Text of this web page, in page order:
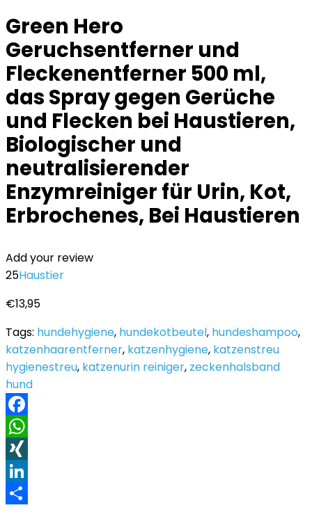
Green Hero
Geruchsentferner und
Fleckenentferner 500 ml,
das Spray gegen Gerüche
und Flecken bei Haustieren,
Biologischer und
neutralisierender
Enzymreiniger für Urin, Kot,
Erbrochenes, Bei Haustieren
Add your review
25Haustier
€13,95
Tags: hundehygiene, hundekotbeutel, hundeshampoo,
katzenhaarentferner, katzenhygiene, katzenstreu
hygienestreu, katzenurin reiniger, zeckenhalsband
hund
Facebook
WhatsApp
XING
LinkedIn